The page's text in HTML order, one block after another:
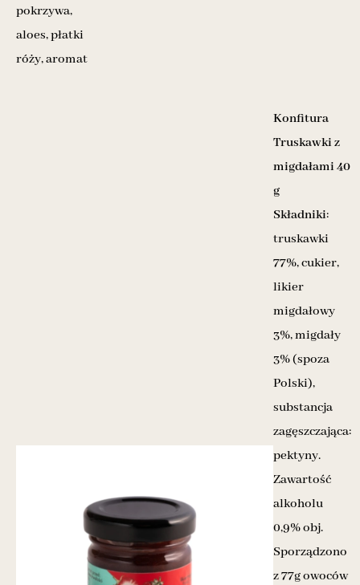
pokrzywa,
aloes, płatki
róży, aromat
Konfitura
Truskawki z
migdałami 40
g
Składniki:
truskawki
77%, cukier,
likier
migdałowy
3%, migdały
3% (spoza
Polski),
substancja
zagęszczająca:
pektyny.
Zawartość
alkoholu
0,9% obj.
Sporządzono
z 77g owoców